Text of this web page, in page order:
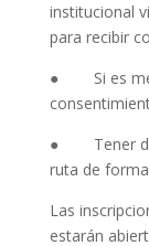
institucional
para recibir
● Si es
● Tener
ruta de
Las
estarán